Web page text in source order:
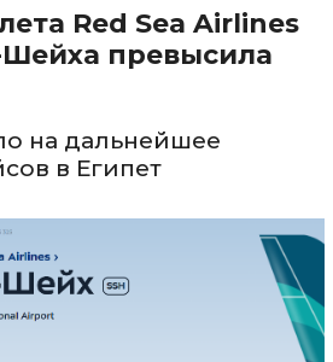
Red Sea Airlines
превысила
на дальнейшее
в Египет